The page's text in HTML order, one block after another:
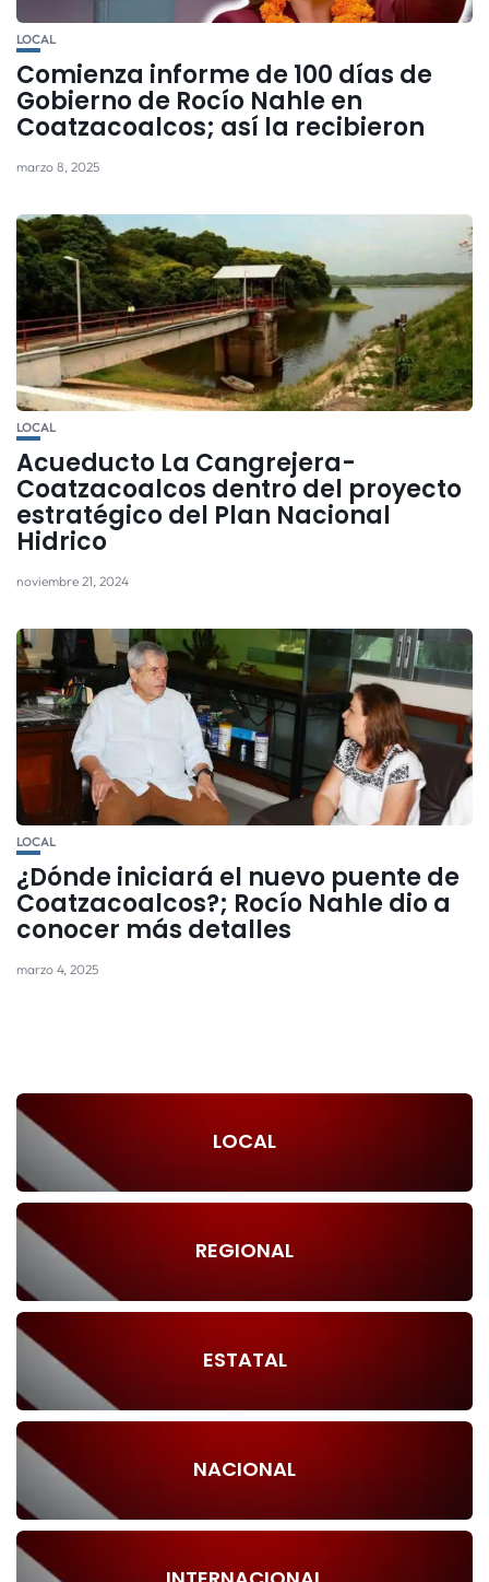
LOCAL
Comienza informe de 100 días de
Gobierno de Rocío Nahle en
Coatzacoalcos; así la recibieron
marzo 8, 2025
LOCAL
Acueducto La Cangrejera-
Coatzacoalcos dentro del proyecto
estratégico del Plan Nacional
Hidrico
noviembre 21, 2024
LOCAL
¿Dónde iniciará el nuevo puente de
Coatzacoalcos?; Rocío Nahle dio a
conocer más detalles
marzo 4, 2025
LOCAL
REGIONAL
ESTATAL
NACIONAL